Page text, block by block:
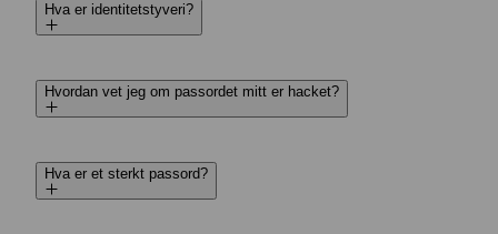
Hva er identitets­tyveri?
Hvordan vet jeg om pass­ordet mitt er hacket?
Hva er et sterkt pass­ord?